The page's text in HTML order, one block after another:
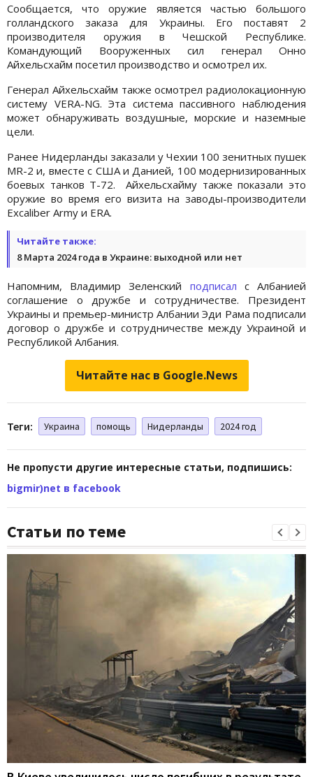
Сообщается, что оружие является частью большого
голландского заказа для Украины. Его поставят 2
производителя оружия в Чешской Республике.
Командующий Вооруженных сил генерал Онно
Айхельсхайм посетил производство и осмотрел их.
Генерал Айхельсхайм также осмотрел радиолокационную
систему VERA-NG. Эта система пассивного наблюдения
может обнаруживать воздушные, морские и наземные
цели.
Ранее Нидерланды заказали у Чехии 100 зенитных пушек
MR-2 и, вместе с США и Данией, 100 модернизированных
боевых танков Т-72. Айхельсхайму также показали это
оружие во время его визита на заводы-производители
Excaliber Army и ERA.
Читайте также:
8 Марта 2024 года в Украине: выходной или нет
Напомним, Владимир Зеленский подписал с Албанией
соглашение о дружбе и сотрудничестве. Президент
Украины и премьер-министр Албании Эди Рама подписали
договор о дружбе и сотрудничестве между Украиной и
Республикой Албания.
Читайте нас в Google.News
Теги: Украина помощь Нидерланды 2024 год
Не пропусти другие интересные статьи, подпишись:
bigmir)net в facebook
Статьи по теме